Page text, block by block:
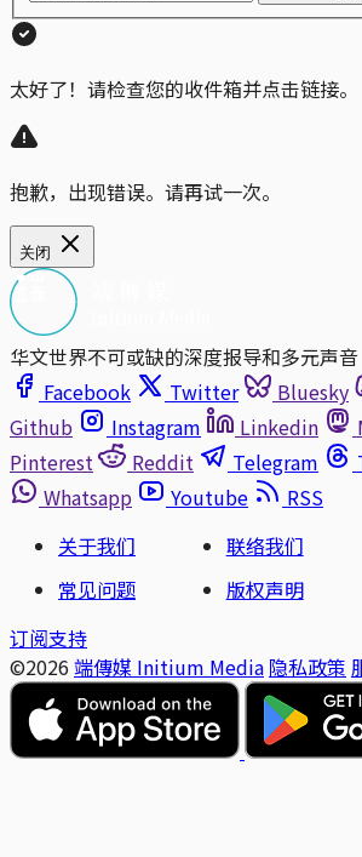
太好了！请检查您的收件箱并点击链接。
抱歉，出现错误。请再试一次。
关闭
华文世界不可或缺的深度报导和多元声音
Facebook
Twitter Bluesky
Github
Instagram Linkedin
Pinterest
Reddit Telegram
Whatsapp
Youtube
RSS
关于我们
联络我们
常见问题
版权声明
订阅支持
©2026 端傳媒 Initium Media 隐私政策